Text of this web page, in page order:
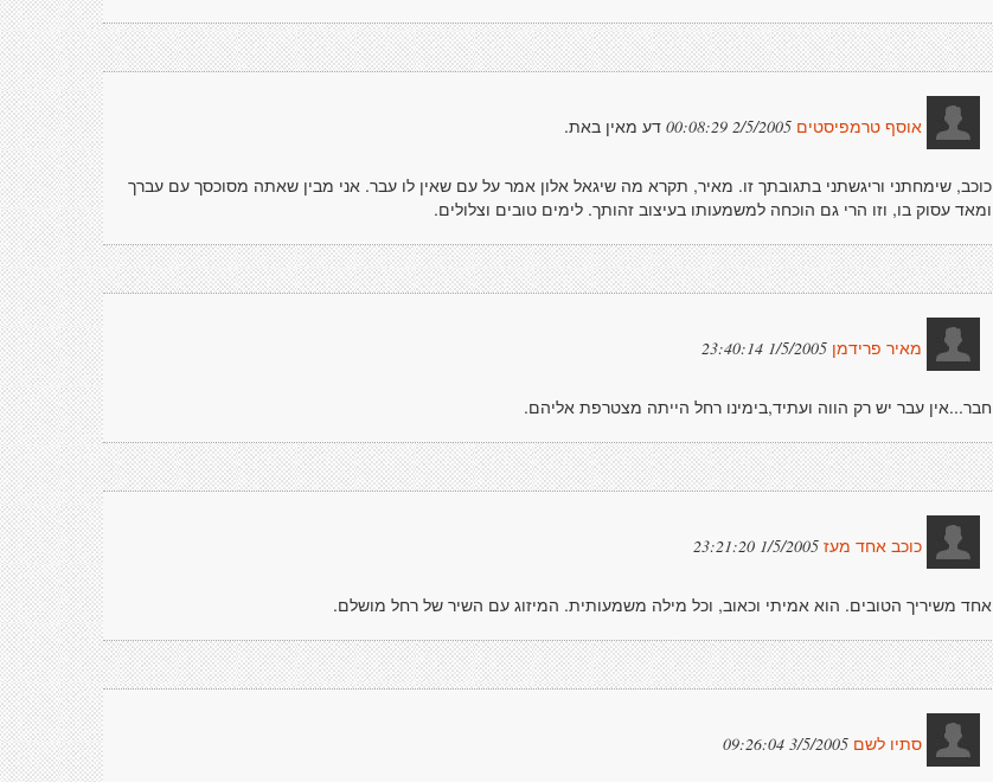
אוסף טרמפיסטים 2/5/2005 00:08:29 דע מאין באת.
כוכב, שימחתני וריגשתני בתגובתך זו. מאיר, תקרא מה שיגאל אלון אמר על עם שאין לו עבר. אני מבין שאתה מסוכסך עם עברך
ומאד עסוק בו, וזו הרי גם הוכחה למשמעותו בעיצוב זהותך. לימים טובים וצלולים.
מאיר פרידמן 1/5/2005 23:40:14
חבר...אין עבר יש רק הווה ועתיד,בימינו רחל הייתה מצטרפת אליהם.
כוכב אחד מעז 1/5/2005 23:21:20
אחד משיריך הטובים. הוא אמיתי וכאוב, וכל מילה משמעותית. המיזוג עם השיר של רחל מושלם.
סתיו לשם 3/5/2005 09:26:04